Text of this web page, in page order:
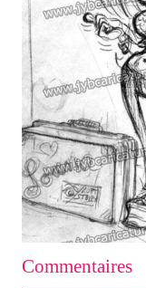
Commentaires